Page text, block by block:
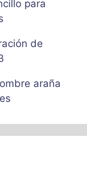
para
de
araña